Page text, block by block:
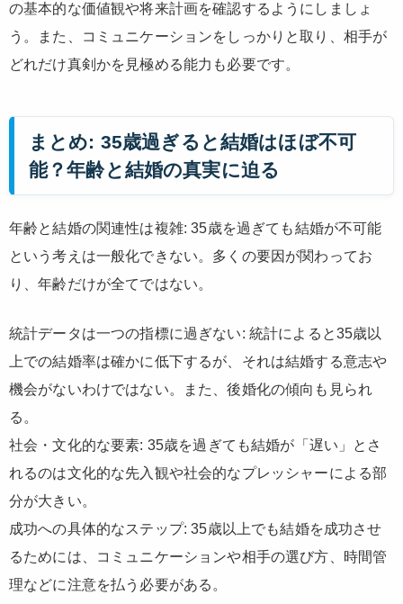
の基本的な価値観や将来計画を確認するようにしましょ
う。また、コミュニケーションをしっかりと取り、相手が
どれだけ真剣かを見極める能力も必要です。
まとめ: 35歳過ぎると結婚はほぼ不可
能？年齢と結婚の真実に迫る
年齢と結婚の関連性は複雑: 35歳を過ぎても結婚が不可能
という考えは一般化できない。多くの要因が関わってお
り、年齢だけが全てではない。
統計データは一つの指標に過ぎない: 統計によると35歳以
上での結婚率は確かに低下するが、それは結婚する意志や
機会がないわけではない。また、後婚化の傾向も見られ
る。
社会・文化的な要素: 35歳を過ぎても結婚が「遅い」とさ
れるのは文化的な先入観や社会的なプレッシャーによる部
分が大きい。
成功への具体的なステップ: 35歳以上でも結婚を成功させ
るためには、コミュニケーションや相手の選び方、時間管
理などに注意を払う必要がある。